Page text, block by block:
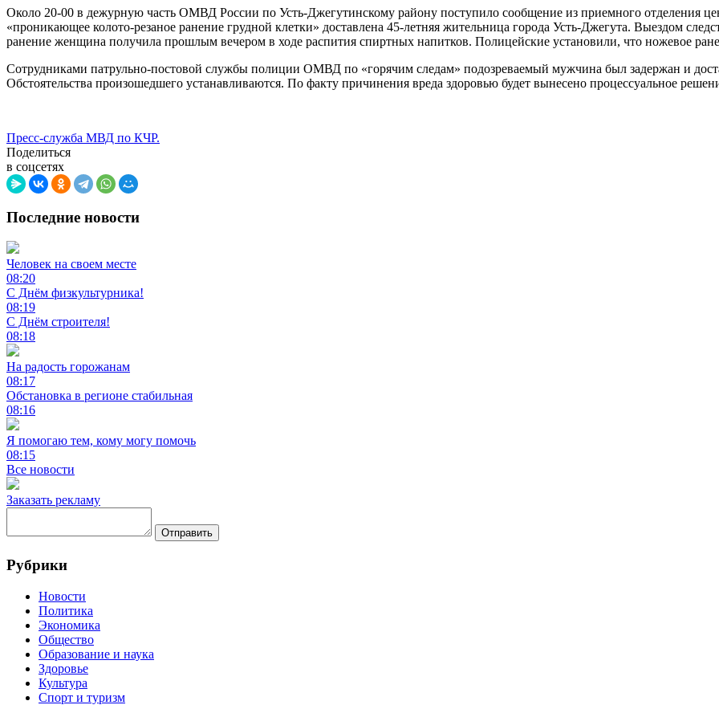
Около 20-00 в дежурную часть ОМВД России по Усть-Джегутинскому району поступило сообщение из приемного отделения
«проникающее колото-резаное ранение грудной клетки» доставлена 45-летняя жительница города Усть-Джегута. Выездом
ранение женщина получила прошлым вечером в ходе распития спиртных напитков. Полицейские установили, что ножевое
Сотрудниками патрульно-постовой службы полиции ОМВД по «горячим следам» подозреваемый мужчина был задержан и
Обстоятельства произошедшего устанавливаются. По факту причинения вреда здоровью будет вынесено процессуальное
Пресс-служба МВД по КЧР.
Поделиться
в соцсетях
Последние новости
Человек на своем месте
08:20
С Днём физкультурника!
08:19
С Днём строителя!
08:18
На радость горожанам
08:17
Обстановка в регионе стабильная
08:16
Я помогаю тем, кому могу помочь
08:15
Все новости
Заказать рекламу
Отправить
Рубрики
Новости
Политика
Экономика
Общество
Образование и наука
Здоровье
Культура
Спорт и туризм